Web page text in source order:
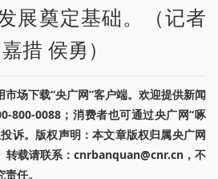
展奠定基础。（记者
措 侯勇）
场下载“央广网”客户端。欢迎提供新闻
800-0088；消费者也可通过央广网“啄
诉。版权声明：本文章版权归属央广网
转载请联系：cnrbanquan@cnr.cn，不
任。